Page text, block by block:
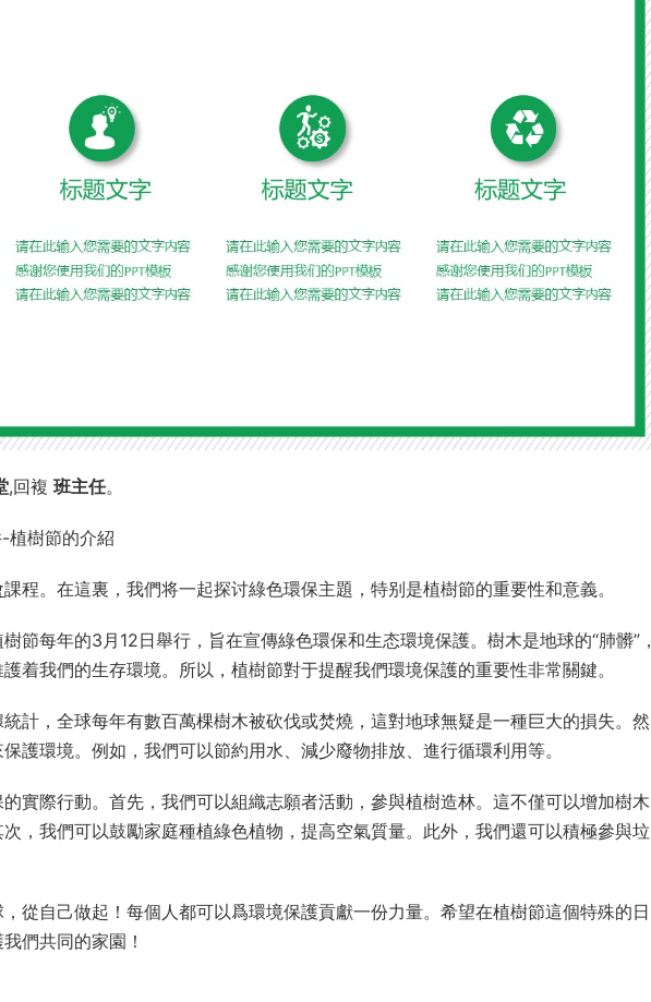
,回複 班主任。
植樹節的介紹
課程。在這裏，我們将一起探讨綠色環保主題，特别是植樹節的重要性和意義。
節每年的3月12日舉行，旨在宣傳綠色環保和生态環境保護。樹木是地球的“肺髒”，
着我們的生存環境。所以，植樹節對于提醒我們環境保護的重要性非常關鍵。
計，全球每年有數百萬棵樹木被砍伐或焚燒，這對地球無疑是一種巨大的損失。然
護環境。例如，我們可以節約用水、減少廢物排放、進行循環利用等。
實際行動。首先，我們可以組織志願者活動，參與植樹造林。這不僅可以增加樹木
，我們可以鼓勵家庭種植綠色植物，提高空氣質量。此外，我們還可以積極參與垃
從自己做起！每個人都可以爲環境保護貢獻一份力量。希望在植樹節這個特殊的日
們共同的家園！